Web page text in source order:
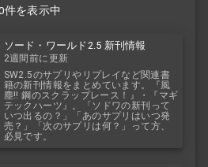
件を表示中
ソード・ワールド2.5 新刊情報
2週間前に更新
SW2.5のサプリやリプレイなど関連書
籍の新刊情報をまとめています。『風
塵!! 鋼のスクラップレース！』・『マギ
テックハーツ』。「ソドワの新刊って
いつ出るの？」「あのサプリはいつ発
売？」「次のサプリは何？」って方、
必見です。